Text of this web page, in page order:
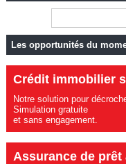
Les opportunités du
Crédit immobilier
Notre solution pour
Simulation gratuite
et sans engagement.
Assurance de prêt